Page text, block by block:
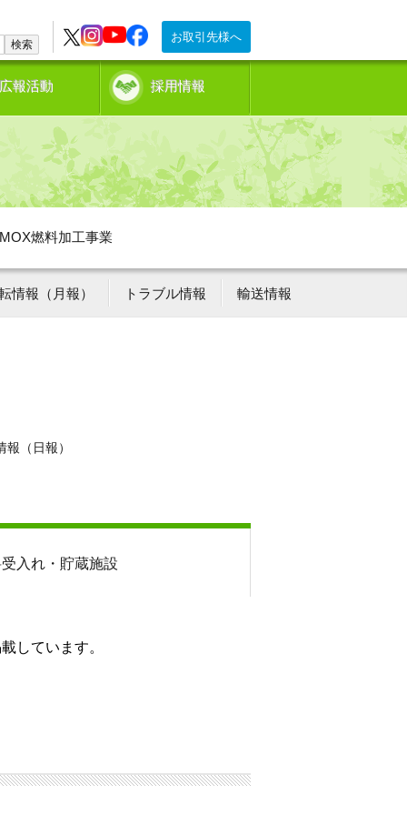
お取引先様へ
検索
報活動 採用情報
燃料加工事業
情報（月報） トラブル情報 輸送情報
（日報）
受入れ・貯蔵施設
しています。